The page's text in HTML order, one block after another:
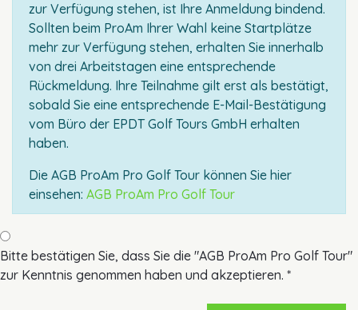
zur Verfügung stehen, ist Ihre Anmeldung bindend.
Sollten beim ProAm Ihrer Wahl keine Startplätze
mehr zur Verfügung stehen, erhalten Sie innerhalb
von drei Arbeitstagen eine entsprechende
Rückmeldung. Ihre Teilnahme gilt erst als bestätigt,
sobald Sie eine entsprechende E-Mail-Bestätigung
vom Büro der EPDT Golf Tours GmbH erhalten
haben.
Die AGB ProAm Pro Golf Tour können Sie hier
einsehen: AGB ProAm Pro Golf Tour
Bitte bestätigen Sie, dass Sie die "AGB ProAm Pro Golf Tour"
zur Kenntnis genommen haben und akzeptieren. *